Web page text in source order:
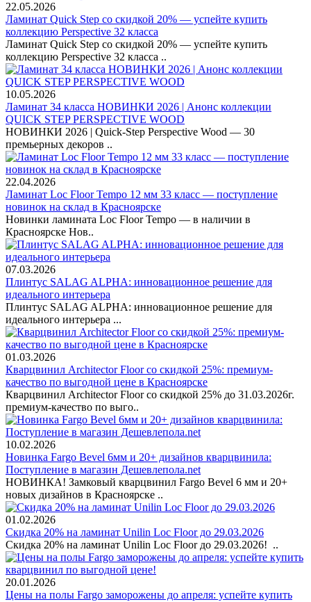
22.05.2026
Ламинат Quick Step со скидкой 20% — успейте купить
коллекцию Perspective 32 класса
Ламинат Quick Step со скидкой 20% — успейте купить
коллекцию Perspective 32 класса ..
10.05.2026
Ламинат 34 класса НОВИНКИ 2026 | Анонс коллекции
QUICK STEP PERSPECTIVE WOOD
НОВИНКИ 2026 | Quick-Step Perspective Wood — 30
премьерных декоров ..
22.04.2026
Ламинат Loc Floor Tempo 12 мм 33 класс — поступление
новинок на склад в Красноярске
Новинки ламината Loc Floor Tempo — в наличии в
Красноярске Нов..
07.03.2026
Плинтус SALAG ALPHA: инновационное решение для
идеального интерьера
Плинтус SALAG ALPHA: инновационное решение для
идеального интерьера ...
01.03.2026
Кварцвинил Architector Floor со скидкой 25%: премиум-
качество по выгодной цене в Красноярске
Кварцвинил Architector Floor со скидкой 25% до 31.03.2026г.
премиум-качество по выго..
10.02.2026
Новинка Fargo Bevel 6мм и 20+ дизайнов кварцвинила:
Поступление в магазин Дешевлепола.net
НОВИНКА! Замковый кварцвинил Fargo Bevel 6 мм и 20+
новых дизайнов в Красноярске ..
01.02.2026
Скидка 20% на ламинат Unilin Loc Floor до 29.03.2026
Скидка 20% на ламинат Unilin Loc Floor до 29.03.2026! ..
20.01.2026
Цены на полы Fargo заморожены до апреля: успейте купить